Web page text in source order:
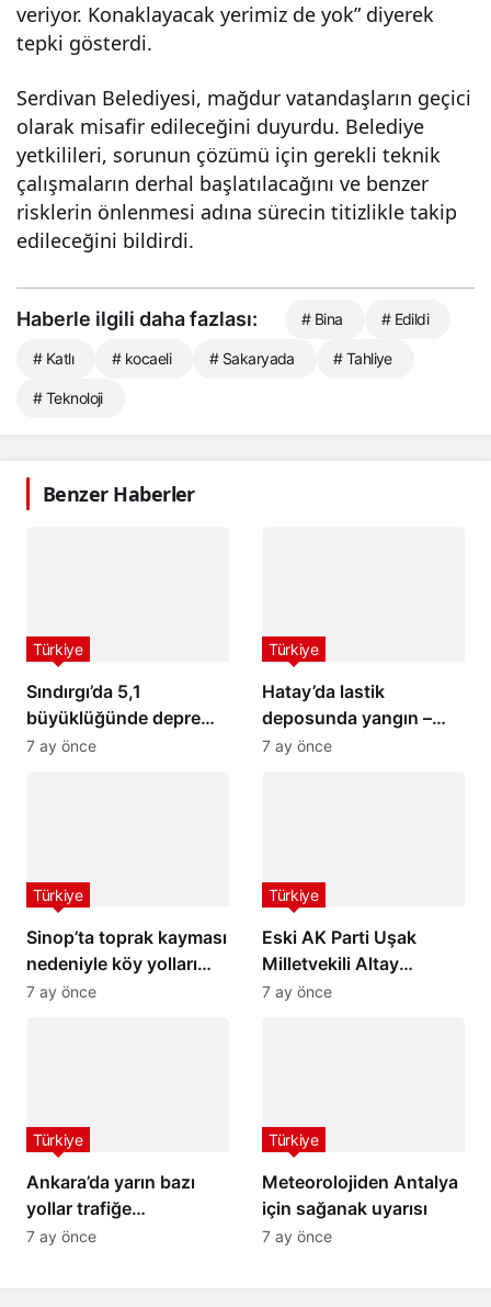
veriyor. Konaklayacak yerimiz de yok” diyerek
tepki gösterdi.
Serdivan Belediyesi, mağdur vatandaşların geçici
olarak misafir edileceğini duyurdu. Belediye
yetkilileri, sorunun çözümü için gerekli teknik
çalışmaların derhal başlatılacağını ve benzer
risklerin önlenmesi adına sürecin titizlikle takip
edileceğini bildirdi.
Haberle ilgili daha fazlası: # Bina # Edildi
# Katlı # kocaeli # Sakaryada # Tahliye
# Teknoloji
Benzer Haberler
Sındırgı’da 5,1
büyüklüğünde deprem:
İstanbul ve İzmir’de de
Türkiye
7 ay önce
Hatay’da lastik
deposunda yangın –
Son Dakika Haberleri
Türkiye
7 ay önce
Sinop’ta toprak kayması
nedeniyle köy yolları
ulaşıma kapandı
Türkiye
7 ay önce
Eski AK Parti Uşak
Milletvekili Altay
hayatını kaybetti
Türkiye
7 ay önce
Ankara’da yarın bazı
yollar trafiğe
kapatılacak
Türkiye
7 ay önce
Meteorolojiden Antalya
için sağanak uyarısı
Türkiye
7 ay önce